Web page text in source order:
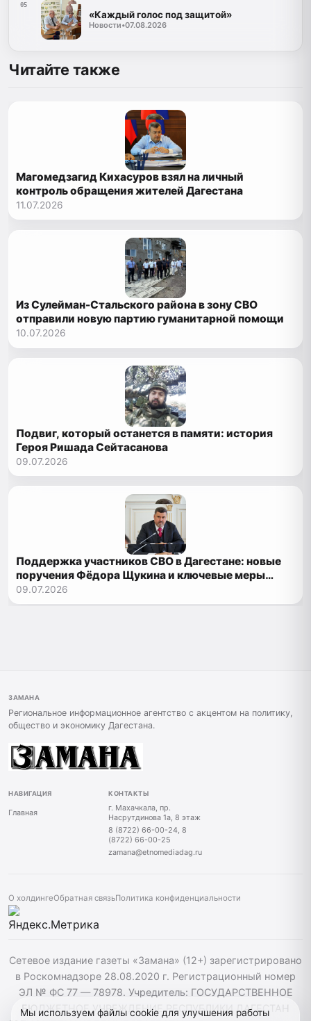
05
«Каждый голос под защитой»
Новости•07.08.2026
Читайте также
Магомедзагид Кихасуров взял на личный
контроль обращения жителей Дагестана
11.07.2026
Из Сулейман-Стальского района в зону СВО
отправили новую партию гуманитарной помощи
10.07.2026
Подвиг, который останется в памяти: история
Героя Ришада Сейтасанова
09.07.2026
Поддержка участников СВО в Дагестане: новые
поручения Фёдора Щукина и ключевые меры
помощи
09.07.2026
ЗАМАНА
Региональное информационное агентство с акцентом на политику,
общество и экономику Дагестана.
НАВИГАЦИЯ
Главная
КОНТАКТЫ
г. Махачкала, пр.
Насрутдинова 1а, 8 этаж
8 (8722) 66-00-24, 8
(8722) 66-00-25
zamana@etnomediadag.ru
О холдингеОбратная связьПолитика конфиденциальности
Сетевое издание газеты «Замана» (12+) зарегистрировано
в Роскомнадзоре 28.08.2020 г. Регистрационный номер
ЭЛ № ФС 77 — 78978. Учредитель: ГОСУДАРСТВЕННОЕ
БЮДЖЕТНОЕ УЧРЕЖДЕНИЕ РЕСПУБЛИКИ ДАГЕСТАН
Мы используем файлы cookie для улучшения работы